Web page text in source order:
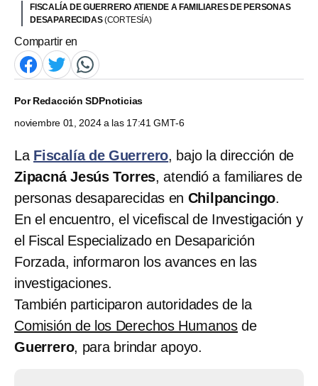
FISCALÍA DE GUERRERO ATIENDE A FAMILIARES DE PERSONAS
DESAPARECIDAS(CORTESÍA)
Compartir en
PorRedacción SDPnoticias
noviembre 01, 2024 a las 17:41 GMT-6
La Fiscalía de Guerrero, bajo la dirección de
Zipacná Jesús Torres, atendió a familiares de
personas desaparecidas en Chilpancingo.
En el encuentro, el vicefiscal de Investigación y
el Fiscal Especializado en Desaparición
Forzada, informaron los avances en las
investigaciones.
También participaron autoridades de la
Comisión de los Derechos Humanos de
Guerrero, para brindar apoyo.